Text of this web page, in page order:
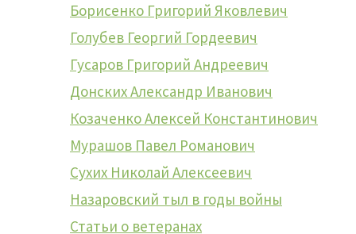
Борисенко Григорий Яковлевич
Голубев Георгий Гордеевич
Гусаров Григорий Андреевич
Донских Александр Иванович
Козаченко Алексей Константинович
Мурашов Павел Романович
Сухих Николай Алексеевич
Назаровский тыл в годы войны
Статьи о ветеранах
У НАС НА ВСЕХ ОДНА
ПОБЕДА